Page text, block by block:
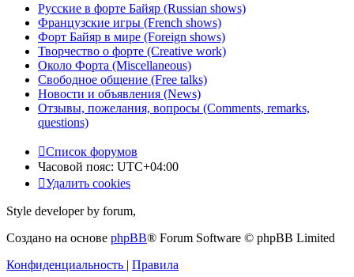
Русские в форте Байяр (Russian shows)
Французские игры (French shows)
Форт Байяр в мире (Foreign shows)
Творчество о форте (Creative work)
Около Форта (Miscellaneous)
Свободное общение (Free talks)
Новости и объявления (News)
Отзывы, пожелания, вопросы (Comments, remarks,
questions)
Список форумов
Часовой пояс: UTC+04:00
Удалить cookies
Style developer by forum,
Создано на основе phpBB® Forum Software © phpBB Limited
Конфиденциальность | Правила